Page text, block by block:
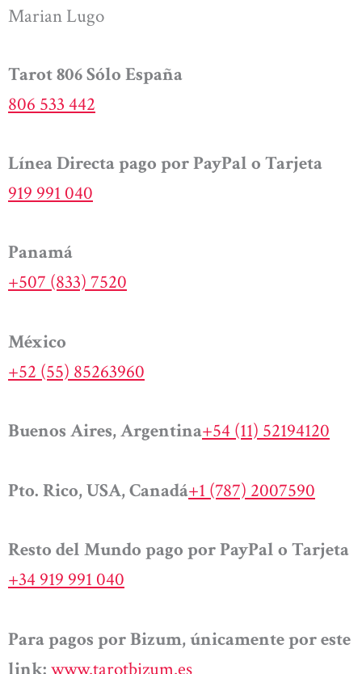
Marian Lugo
Tarot 806 Sólo España
806 533 442
Línea Directa pago por PayPal o Tarjeta
919 991 040
Panamá
+507 (833) 7520
México
+52 (55) 85263960
Buenos Aires, Argentina+54 (11) 52194120
Pto. Rico, USA, Canadá+1 (787) 2007590
Resto del Mundo pago por PayPal o Tarjeta
+34 919 991 040
Para pagos por Bizum, únicamente por este
link: www.tarotbizum.es